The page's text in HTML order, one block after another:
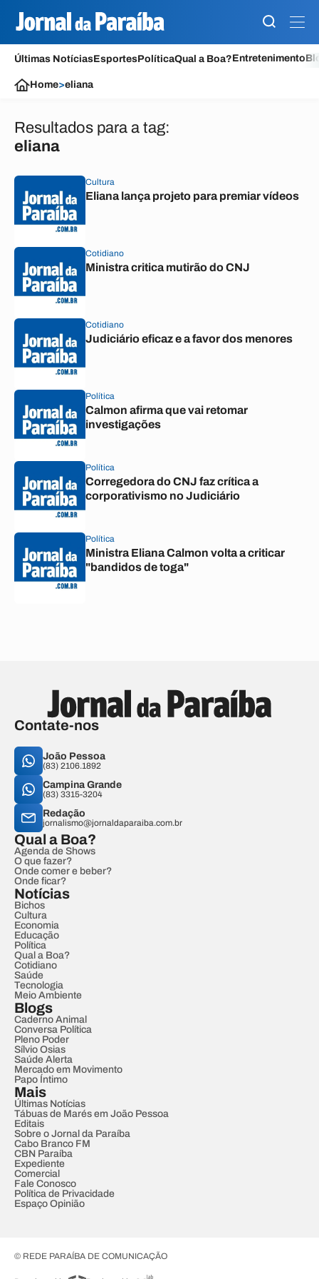
Últimas NotíciasEsportesPolíticaQual a Boa?Entretenimento
Home>eliana
Resultados para a tag:
eliana
Cultura
Eliana lança projeto para premiar vídeos
Cotidiano
Ministra critica mutirão do CNJ
Cotidiano
Judiciário eficaz e a favor dos menores
Política
Calmon afirma que vai retomar
investigações
Política
Corregedora do CNJ faz crítica a
corporativismo no Judiciário
Política
Ministra Eliana Calmon volta a criticar
"bandidos de toga"
Contate-nos
João Pessoa
(83) 2106.1892
Campina Grande
(83) 3315-3204
Redação
jornalismo@jornaldaparaiba.com.br
Qual a Boa?
Agenda de Shows
O que fazer?
Onde comer e beber?
Onde ficar?
Notícias
Bichos
Cultura
Economia
Educação
Política
Qual a Boa?
Cotidiano
Saúde
Tecnologia
Meio Ambiente
Blogs
Caderno Animal
Conversa Política
Pleno Poder
Sílvio Osias
Saúde Alerta
Mercado em Movimento
Papo Íntimo
Mais
Últimas Notícias
Tábuas de Marés em João Pessoa
Editais
Sobre o Jornal da Paraíba
Cabo Branco FM
CBN Paraíba
Expediente
Comercial
Fale Conosco
Política de Privacidade
Espaço Opinião
© REDE PARAÍBA DE COMUNICAÇÃO